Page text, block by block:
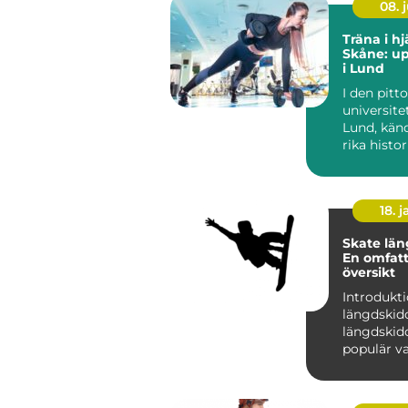
08.
Träna i
Skåne:
i Lund
I den
Lund,
rika
18.
Skate
En
översikt
längdskidor
populär
anvä...